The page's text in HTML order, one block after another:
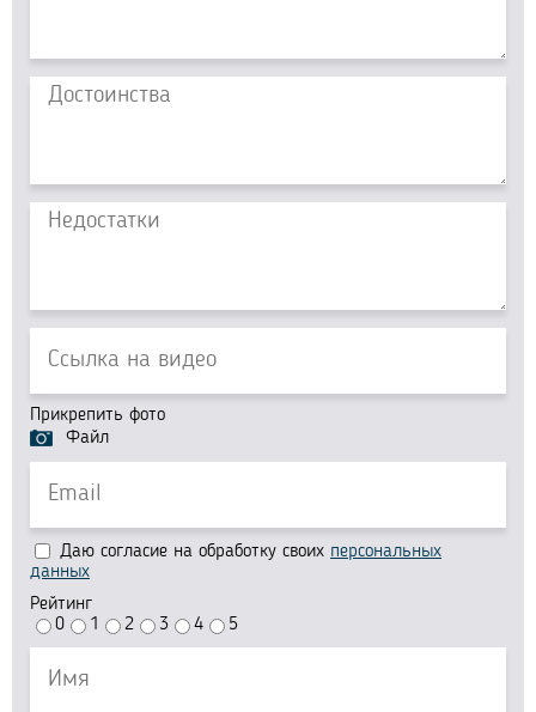
Прикрепить фото
Файл
Даю согласие на обработку своих персональных
данных
Рейтинг
0
1 2 3 4 5